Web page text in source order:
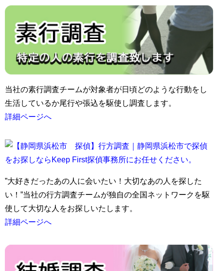
当社の素行調査チームが対象者が日頃どのような行動をし
生活しているか尾行や張込を駆使し調査します。
詳細ページへ
”大好きだったあの人に会いたい！大切なあの人を探した
い！”当社の行方調査チームが独自の全国ネットワークを駆
使して大切な人をお探しいたします。
詳細ページへ